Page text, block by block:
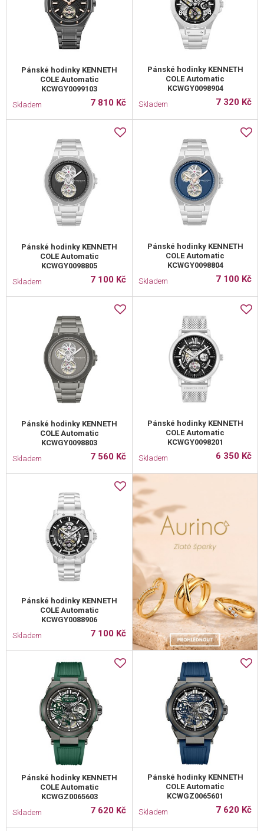
Pánské hodinky KENNETH
COLE Automatic
KCWGY0099103
Skladem
7 810 Kč
Pánské hodinky KENNETH
COLE Automatic
KCWGY0098904
Skladem
7 320 Kč
Pánské hodinky KENNETH
COLE Automatic
KCWGY0098805
Skladem
7 100 Kč
Pánské hodinky KENNETH
COLE Automatic
KCWGY0098804
Skladem
7 100 Kč
Pánské hodinky KENNETH
COLE Automatic
KCWGY0098803
Skladem
7 560 Kč
Pánské hodinky KENNETH
COLE Automatic
KCWGY0098201
Skladem
6 350 Kč
Pánské hodinky KENNETH
COLE Automatic
KCWGY0088906
Skladem
7 100 Kč
Pánské hodinky KENNETH
COLE Automatic
KCWGZ0065603
Skladem
7 620 Kč
Pánské hodinky KENNETH
COLE Automatic
KCWGZ0065601
Skladem
7 620 Kč